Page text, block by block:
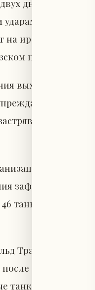
дней
включая
на иранские
проливе,
выходят за
что
на своих
United
зафиксировано
танкеров с
Трамп в среду
серии
танкеры в